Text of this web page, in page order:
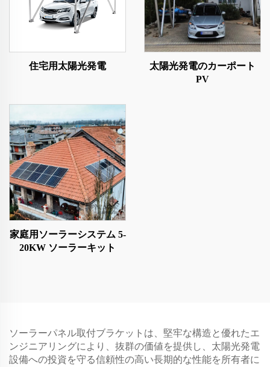
住宅用太陽光発電
太陽光発電のカーポート
PV
家庭用ソーラーシステム 5-
20KW ソーラーキット
ソーラーパネル取付ブラケットは、堅牢な構造と優れたエ
ンジニアリングにより、抜群の価値を提供し、太陽光発電
設備への投資を守る信頼性の高い長期的な性能を所有者に